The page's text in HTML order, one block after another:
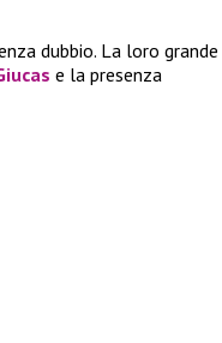
dubbio. La loro grande
e la presenza